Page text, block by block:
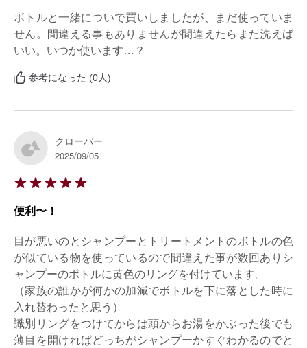
ボトルと一緒についで買いしましたが、まだ使っていま
せん。間違える事もありませんが間違えたらまた洗えば
いい。いつか使います…？
参考になった (0人)
クローバー
2025/09/05
便利〜！
目が悪いのとシャンプーとトリートメントのボトルの色
が似ている物を使っているので間違えた事が数回ありシ
ャンプーのボトルに黄色のリングを付けています。
（家族の誰かが何かの加減でボトルを下に落とした時に
入れ替わったと思う）
識別リングをつけてからは頭からお湯をかぶった後でも
薄目を開ければどっちがシャンプーかすぐわかるのでと